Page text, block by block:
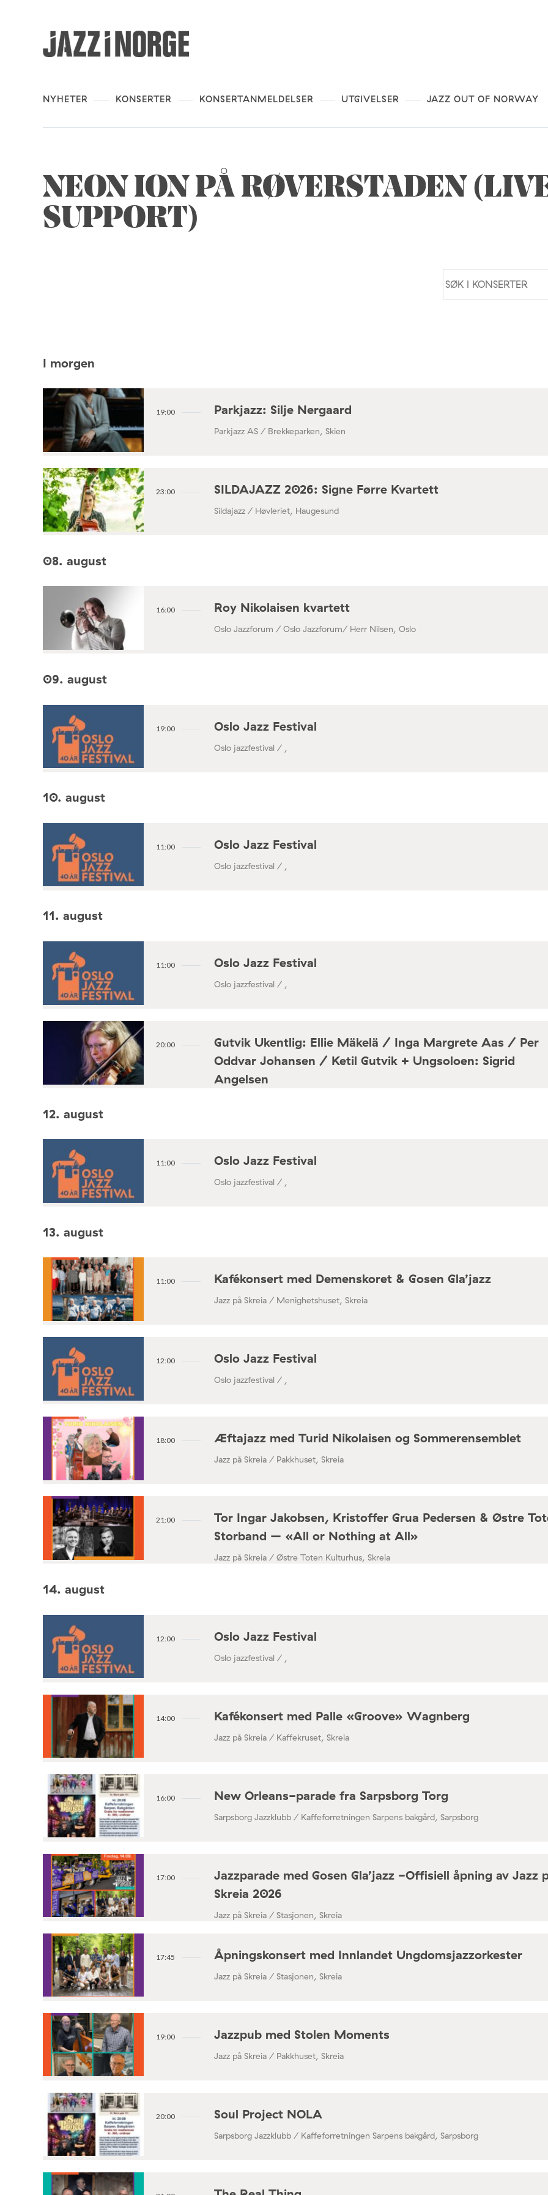
NYHETER KONSERTER KONSERTANMELDELSER UTGIVELSER JAZZ OUT OF NORWAY
NEON ION PÅ RØVERSTADEN
SUPPORT)
I morgen
19:00 Parkjazz: Silje Nergaard
Parkjazz AS / Brekkeparken, Skien
23:00 SILDAJAZZ 2026: Signe Førre Kvartett
Sildajazz / Høvleriet, Haugesund
08. august
16:00 Roy Nikolaisen kvartett
Oslo Jazzforum / Oslo Jazzforum/ Herr Nilsen, Oslo
09. august
19:00 Oslo Jazz Festival
Oslo jazzfestival / ,
10. august
11:00 Oslo Jazz Festival
Oslo jazzfestival / ,
11. august
11:00 Oslo Jazz Festival
Oslo jazzfestival / ,
20:00
Gutvik Ukentlig: Ellie Mäkelä / Inga Margrete Aas / Per
Oddvar Johansen / Ketil Gutvik + Ungsoloen: Sigrid
Angelsen
12. august
11:00 Oslo Jazz Festival
Oslo jazzfestival / ,
13. august
11:00 Kafékonsert med Demenskoret & Gosen Gla’jazz
Jazz på Skreia / Menighetshuset, Skreia
12:00 Oslo Jazz Festival
Oslo jazzfestival / ,
18:00 Æftajazz med Turid Nikolaisen og Sommerensemblet
Jazz på Skreia / Pakkhuset, Skreia
21:00
Tor Ingar Jakobsen, Kristoffer Grua Pedersen & Østre
Storband – «All or Nothing at All»
Jazz på Skreia / Østre Toten Kulturhus, Skreia
14. august
12:00 Oslo Jazz Festival
Oslo jazzfestival / ,
14:00 Kafékonsert med Palle «Groove» Wagnberg
Jazz på Skreia / Kaffekruset, Skreia
16:00 New Orleans-parade fra Sarpsborg Torg
Sarpsborg Jazzklubb / Kaffeforretningen Sarpens bakgård, Sarpsborg
17:00
Jazzparade med Gosen Gla’jazz -Offisiell åpning av Jazz
Skreia 2026
Jazz på Skreia / Stasjonen, Skreia
17:45 Åpningskonsert med Innlandet Ungdomsjazzorkester
Jazz på Skreia / Stasjonen, Skreia
19:00 Jazzpub med Stolen Moments
Jazz på Skreia / Pakkhuset, Skreia
20:00 Soul Project NOLA
Sarpsborg Jazzklubb / Kaffeforretningen Sarpens bakgård, Sarpsborg